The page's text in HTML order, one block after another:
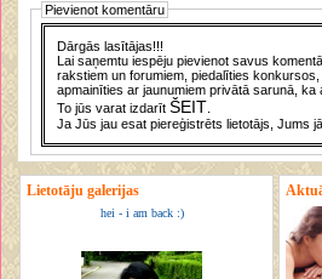
Pievienot komentāru
Dārgās lasītājas!!!
Lai saņemtu iespēju pievienot savus
rakstiem un forumiem, piedalīties
apmainīties ar jaunumiem privātā sarunā,
To jūs varat izdarītŠEIT
Ja Jūs jau esat piereģistrēts lietotājs, Jums
Lietotāju galerijas
hei - i am back :)